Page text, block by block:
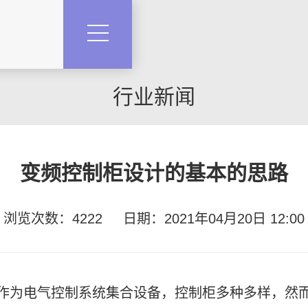
行业新闻
变频控制柜设计的基本的思路
浏览次数：4222 日期：2021年04月20日 12:00
为电气控制系统集合设备，控制柜多种多样，然